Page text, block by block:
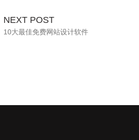
NEXT POST
10大最佳免费网站设计软件